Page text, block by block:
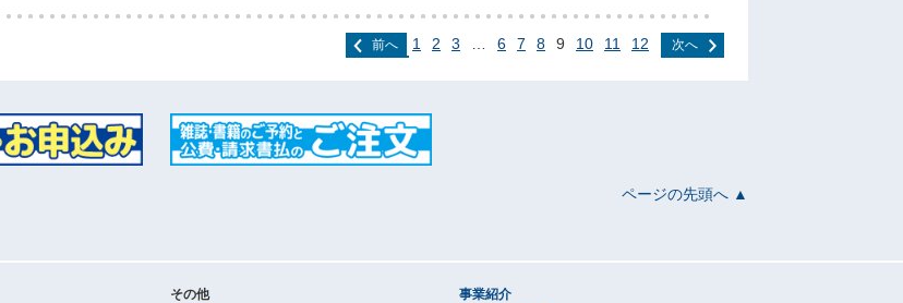
前へ 1 2 3 6 7 8 9 10 11 12 次へ
ページの先頭へ ▲
その他
事業紹介